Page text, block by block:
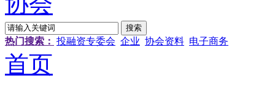
热门搜索： 投融资专委会 企业 协会资料 电子商务
首页